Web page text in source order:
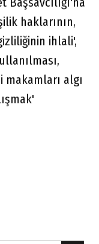
haklarının,
ihlali',
makamları algı